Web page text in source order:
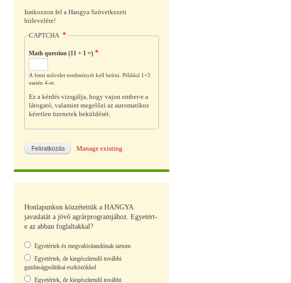
Iratkozzon fel a Hangya Szövetkezeti
hírlevelére!
CAPTCHA
Math question (11 + 1 =)
A fenti művelet eredményét kell beírni. Például 1+3
esetén 4-et.
Ez a kérdés vizsgálja, hogy vajon ember-e a
látogató, valamint megelőzi az automatikus
kéretlen üzenetek beküldését.
Manage existing
Honlapunkon közzétettük a HANGYA
javaslatát a jövő agrárprogramjához. Egyetért-
e az abban foglaltakkal?
Választások
Egyetértek és megvalósítandónak tartom
Egyetértek, de kiegészítendő további
gazdaságpolitikai eszközökkel
Egyetértek, de kiegészítendő további